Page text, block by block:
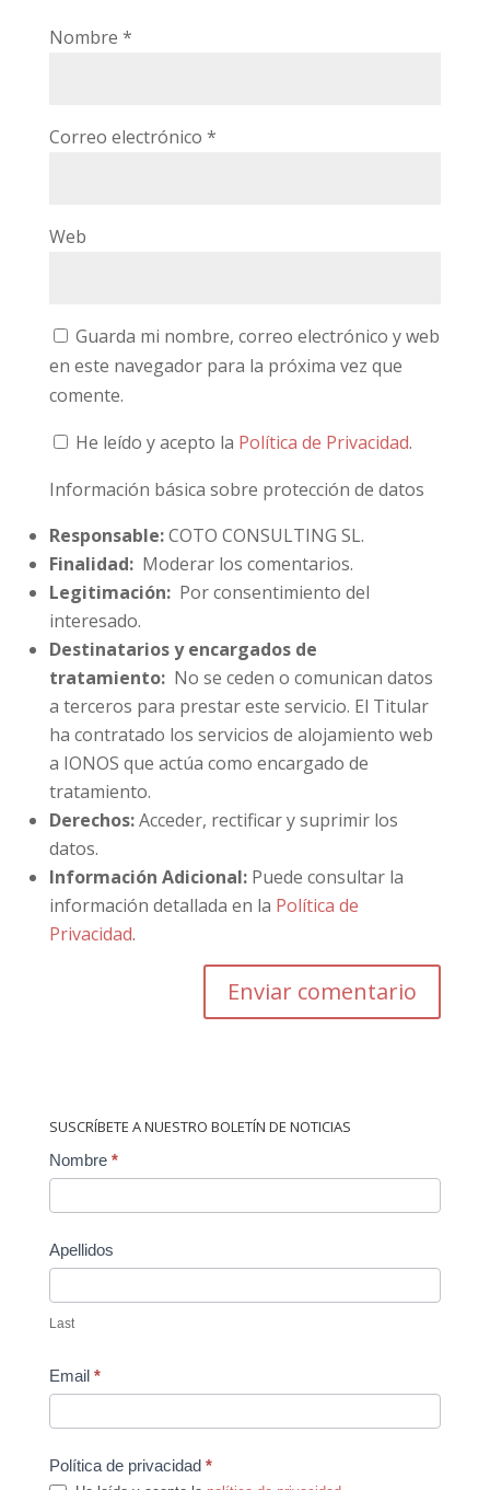
Nombre *
Correo electrónico *
Web
Guarda mi nombre, correo electrónico y web
en este navegador para la próxima vez que
comente.
He leído y acepto la Política de Privacidad.
Información básica sobre protección de datos
Responsable:COTO CONSULTING SL.
Finalidad:Moderar los comentarios.
Legitimación:Por consentimiento del
interesado.
Destinatarios y encargados de
tratamiento:No se ceden o comunican datos
a terceros para prestar este servicio. El Titular
ha contratado los servicios de alojamiento web
a IONOS que actúa como encargado de
tratamiento.
Derechos:Acceder, rectificar y suprimir los
datos.
Información Adicional:Puede consultar la
información detallada en la Política de
Privacidad.
SUSCRÍBETE A NUESTRO BOLETÍN DE NOTICIAS
Contact
Nombre *
Apellidos
Last
Email *
Política de privacidad *